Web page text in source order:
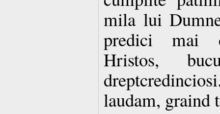
mila lui
predici mai
Hristos,
laudam, graind